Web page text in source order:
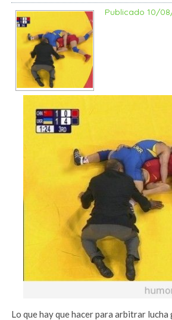
Publicado 10/
Lo que hay que hacer para arbitrar